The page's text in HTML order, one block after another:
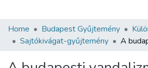
Communities & Collections
Home Budapest Gyűjtemény
Sajtókivágat-gyűjtemény
A